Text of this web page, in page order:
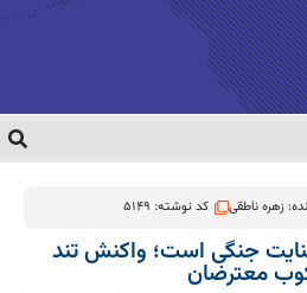
زهره ناطقی کد نوشته: 5149
جنگی است؛ واکنش تند
معترضان